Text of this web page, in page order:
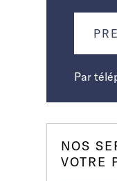
Par
NOS
VOTRE